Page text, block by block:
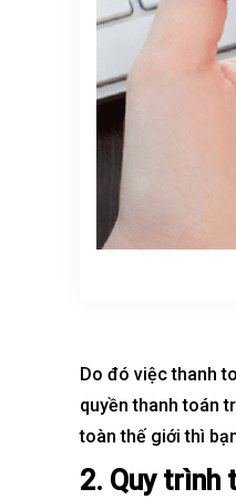
Do đó việc thanh
quyền thanh toán
toàn thế giới thì
2. Quy trình
68 tỷ/căn
án hot nhất hiện nay